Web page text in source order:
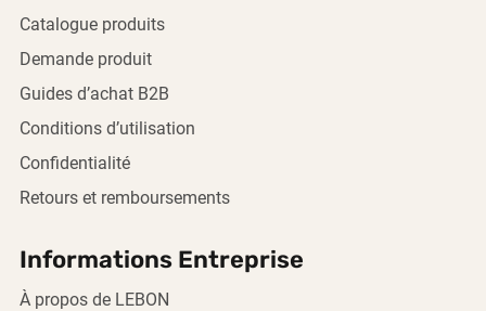
Catalogue produits
Demande produit
Guides d’achat B2B
Conditions d’utilisation
Confidentialité
Retours et remboursements
Informations Entreprise
À propos de LEBON